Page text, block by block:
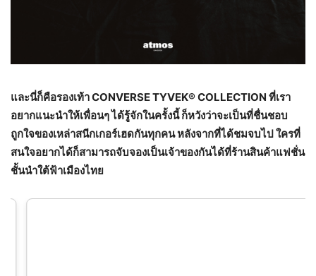
และนี่ก็คือรองเท้าCONVERSE TYVEK® COLLECTION ที่เรา
อยากแนะนำให้เพื่อนๆ ได้รู้จักในครั้งนี้ ก็หวังว่าจะเป็นที่ชื่นชอบ
ถูกใจของเหล่าสนีกเกอร์เฮดกันทุกคน หลังจากที่ได้ชมจบไป ใครที่
สนใจอยากได้ก็สามารถจับจองเป็นเจ้าของกันได้ที่ร้านสินค้าแฟชั่น
ชั้นนำใต้ฟ้าเมืองไทย